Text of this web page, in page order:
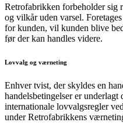
Retrofabrikken forbeholder sig
og vilkår uden varsel.
for kunden, vil kunden blive
før der kan handles videre.
Lovvalg og værneting
Enhver tvist, der skyldes en
handelsbetingelser er underlagt
internationale lovvalgsregler
under Retrofabrikkens